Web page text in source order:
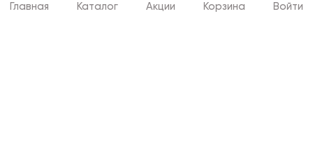
Главная Каталог Акции Корзина Войти
© 2026 ООО «МИРРЭЙ»